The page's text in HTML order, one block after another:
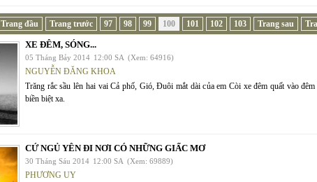
Trang đầu Trang trước 97 98 99 100 101 102 103 Trang sau
XE ĐÊM, SÓNG...
05 Tháng Bảy 2014 12:00 SA (Xem: 64916)
NGUYỄN ĐĂNG KHOA
Trăng rắc sầu lên hai vai Cả phố, Gió, Đuôi mắt dài của em Còi xe đêm quất vào
biền biệt xa.
CỨ NGỦ YÊN ĐI NƠI CÓ NHỮNG GIẤC MƠ
30 Tháng Sáu 2014 12:00 SA (Xem: 69889)
PHƯƠNG UY